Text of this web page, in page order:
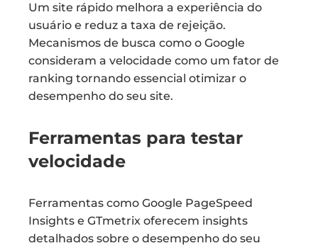
Um site rápido melhora a experiência do
usuário e reduz a taxa de rejeição.
Mecanismos de busca como o Google
consideram a velocidade como um fator de
ranking tornando essencial otimizar o
desempenho do seu site.
Ferramentas para testar
velocidade
Ferramentas como Google PageSpeed
Insights e GTmetrix oferecem insights
detalhados sobre o desempenho do seu